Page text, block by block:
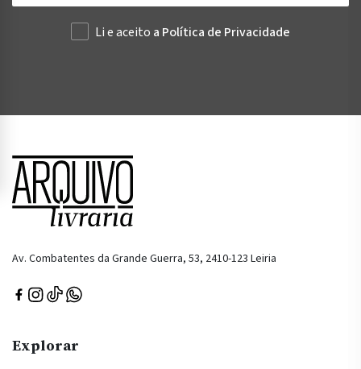
Li e aceito a Política de Privacidade
Av. Combatentes da Grande Guerra, 53, 2410-123 Leiria
Explorar